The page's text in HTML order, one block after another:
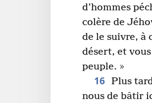
d’hommes
colère de
de le suivre, à
désert, et
peuple. »
16 Plus
nous de bâtir